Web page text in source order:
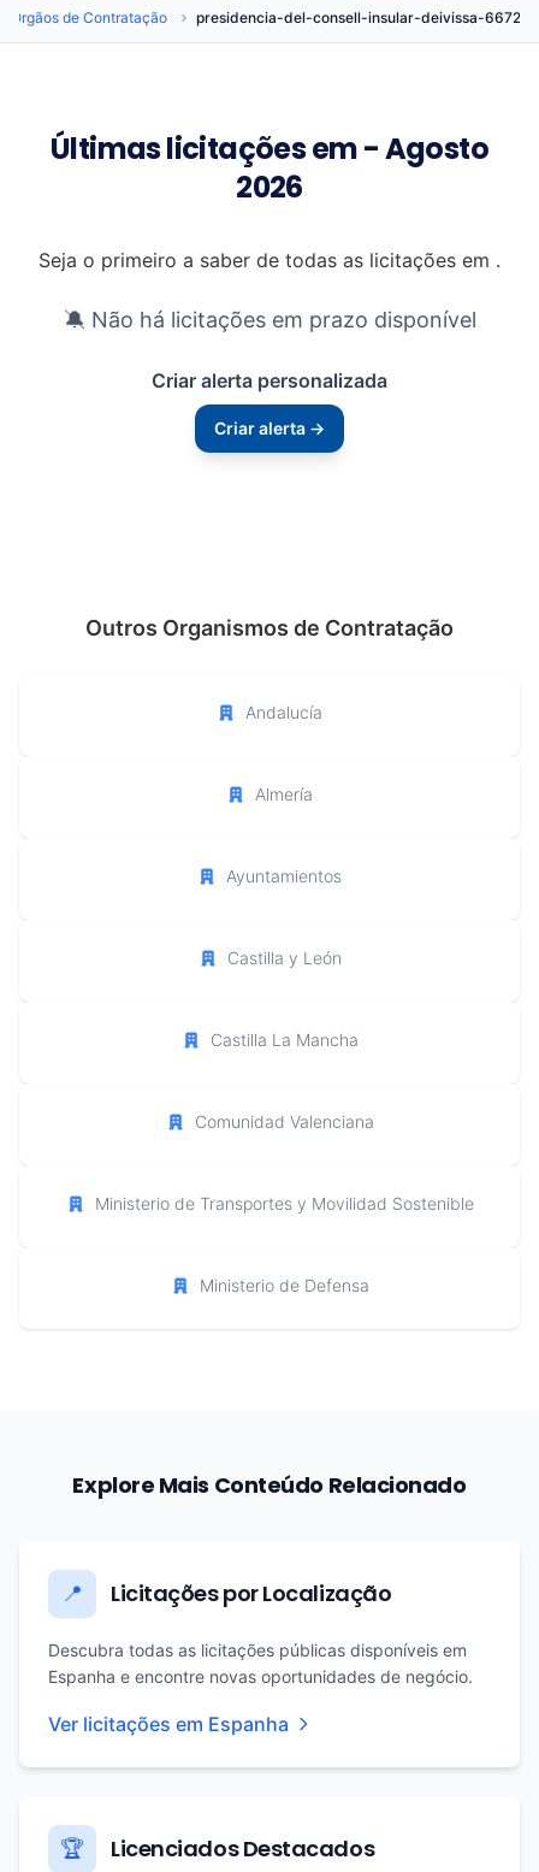
Órgãos de Contratação presidencia-del-consell-insular-deivissa-
Últimas licitações em - Agosto
2026
Seja o primeiro a saber de todas as licitações em .
🔕 Não há licitações em prazo disponível
Criar alerta personalizada
Criar alerta →
Outros Organismos de Contratação
Andalucía
Almería
Ayuntamientos
Castilla y León
Castilla La Mancha
Comunidad Valenciana
Ministerio de Transportes y Movilidad Sostenible
Ministerio de Defensa
Explore Mais Conteúdo Relacionado
📍 Licitações por Localização
Descubra todas as licitações públicas disponíveis em
Espanha e encontre novas oportunidades de negócio.
Ver licitações em Espanha
🏆 Licenciados Destacados